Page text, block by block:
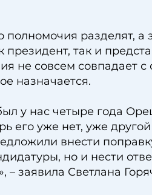
полномочия разделят, а
президент, так и
не совсем совпадает
назначается.
у нас четыре года
его уже нет, уже
внести
но и нести
– заявила Светлана